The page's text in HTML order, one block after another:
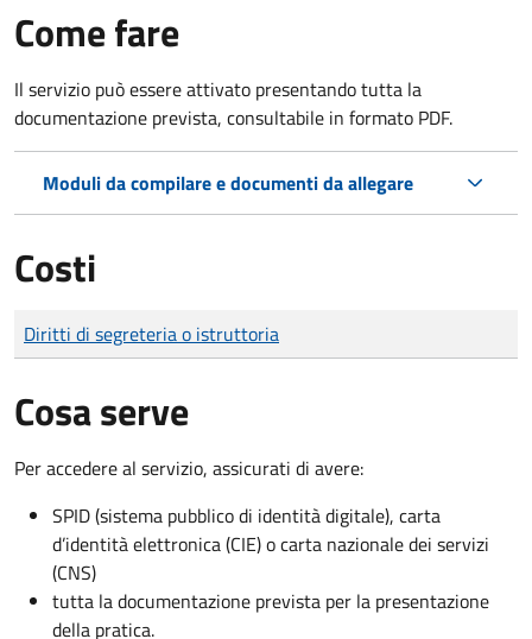
Come fare
Il servizio può essere attivato presentando tutta la
documentazione prevista, consultabile in formato PDF.
Moduli da compilare e documenti da allegare
Costi
Tipo di pagamento
Importo
Diritti di segreteria o istruttoria
Cosa serve
Per accedere al servizio, assicurati di avere:
SPID (sistema pubblico di identità digitale), carta
d’identità elettronica (CIE) o carta nazionale dei servizi
(CNS)
tutta la documentazione prevista per la presentazione
della pratica.